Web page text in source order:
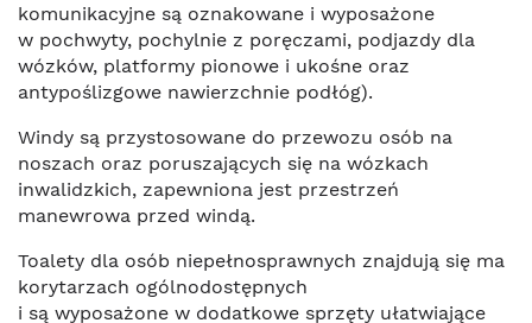
komunikacyjne są oznakowane i wyposażone
w pochwyty, pochylnie z poręczami, podjazdy dla
wózków, platformy pionowe i ukośne oraz
antypoślizgowe nawierzchnie podłóg).
Windy są przystosowane do przewozu osób na
noszach oraz poruszających się na wózkach
inwalidzkich, zapewniona jest przestrzeń
manewrowa przed windą.
Toalety dla osób niepełnosprawnych znajdują się ma
korytarzach ogólnodostępnych
i są wyposażone w dodatkowe sprzęty ułatwiające